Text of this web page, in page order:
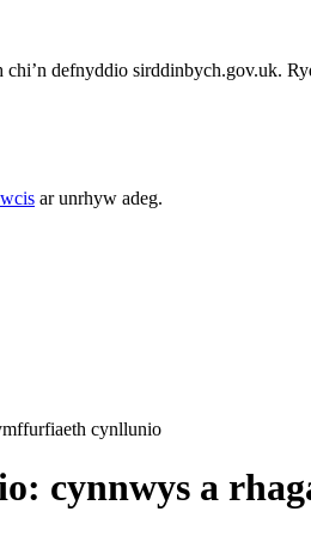
defnyddio sirddinbych.gov.uk.
ar unrhyw adeg.
cynllunio
cynnwys a